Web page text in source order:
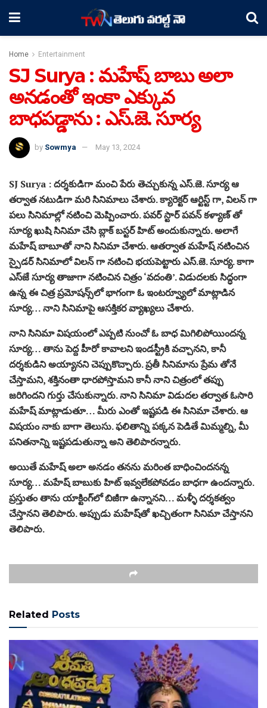
Home Entertainment
SJ Surya : మహేష్ బాబు అలా
అనడంతో ఇంకా ఎక్కువ
బాధపడ్డాను : ఎస్.జె. సూర్య
by Sowmya May 13, 2024
SJ Surya : దర్శకుడిగా మంచి పేరు తెచ్చుకున్న ఎస్.జె. సూర్య ఆ
తర్వాత నటుడిగా మరి సినిమాలు చేశారు. క్యారెక్టర్ ఆర్టిస్ట్ గా, విలన్ గా
పలు సినిమాల్లో నటించి మెప్పించారు. పవర్ స్టార్ పవన్ కళ్యాణ్ తో
సూర్య ఖుషి సినిమా చేసి బ్లాక్ బస్టర్ హిట్ అందుకున్నారు. అలాగే
మహేష్ బాబూతో నాని సినిమా చేశారు. ఆతర్వాత మహేష్ నటించిన
స్పైడర్ సినిమాలో విలన్ గా నటించి భయపెట్టారు ఎస్.జె. సూర్య. కాగా
ఎస్‌జే సూర్య తాజాగా నటించిన చిత్రం ‘వదంతి’. విడుదలకు సిద్ధంగా
ఉన్న ఈ చిత్ర ప్రమోషన్స్‌లో భాగంగా ఓ ఇంటర్వ్యూలో మాట్లాడిన
సూర్య… నాని సినిమాపై ఆసక్తికర వ్యాఖ్యలు చేశారు.
నాని సినిమా విషయంలో ఎప్పటి నుంచో ఓ బాధ మిగిలిపోయిందన్న
సూర్య… తాను పెద్ద హీరో కావాలని ఇండస్ట్రీకి వచ్చానని, కానీ
దర్శకుడిని అయ్యానని చెప్పుకొచ్చారు. ప్రతీ సినిమాను ప్రేమ తోనే
చేస్తామని, శక్తినంతా ధారపోస్తామని కానీ నాని చిత్రంలో తప్పు
జరిగిందని గుర్తు చేసుకున్నారు. నాని సినిమా విడుదల తర్వాత ఓసారి
మహేష్‌ మాట్లాడుతూ… మీరు ఎంతో ఇష్టపడి ఈ సినిమా చేశారు. ఆ
విషయం నాకు బాగా తెలుసు. ఫలితాన్ని పక్కన పెడితే మిమ్మల్ని, మీ
పనితనాన్ని ఇష్టపడుతున్నా అని తెలిపారన్నారు.
అయితే మహేష్‌ అలా అనడం తనను మరింత బాధించిందనన్న
సూర్య… మహేష్‌ బాబుకు హిట్ ఇవ్వలేకపోవడం బాధగా ఉందన్నారు.
ప్రస్తుతం తాను యాక్టింగ్‌లో బిజీగా ఉన్నానని… మళ్ళీ దర్శకత్వం
చేస్తానని తెలిపారు. అప్పుడు మహేష్‌తో ఖచ్చితంగా సినిమా చేస్తానని
తెలిపారు.
Related Posts